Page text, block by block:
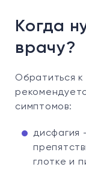
Когда
врачу?
Обратиться
симптомов:
дисфагия
глотке и